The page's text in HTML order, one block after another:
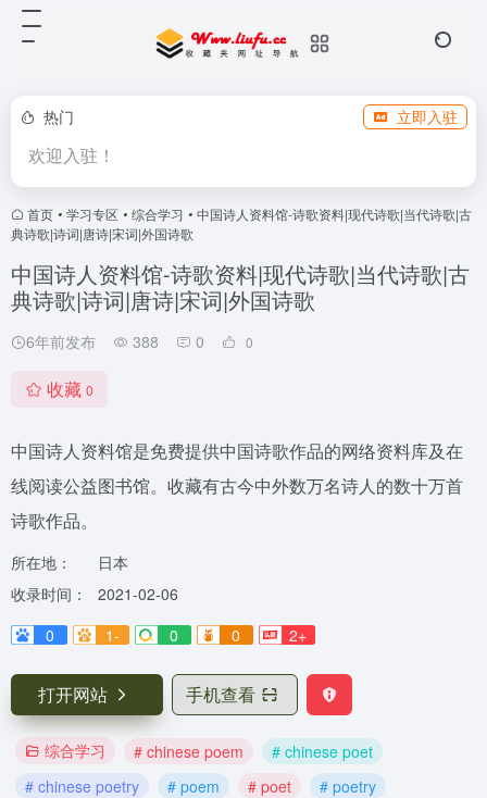
热门 立即入驻
欢迎入驻！
首页 • 学习专区 • 综合学习 • 中国诗人资料馆-诗歌资料|现代诗歌|当代诗歌|古
典诗歌|诗词|唐诗|宋词|外国诗歌
中国诗人资料馆-诗歌资料|现代诗歌|当代诗歌|古
典诗歌|诗词|唐诗|宋词|外国诗歌
6年前发布 388 0 0
收藏 0
中国诗人资料馆是免费提供中国诗歌作品的网络资料库及在
线阅读公益图书馆。收藏有古今中外数万名诗人的数十万首
诗歌作品。
所在地：
日本
收录时间：
2021-02-06
0
1- 0 0 2+
打开网站 手机查看
综合学习 # chinese poem
# chinese poet
# chinese poetry
# poem # poet
# poetry